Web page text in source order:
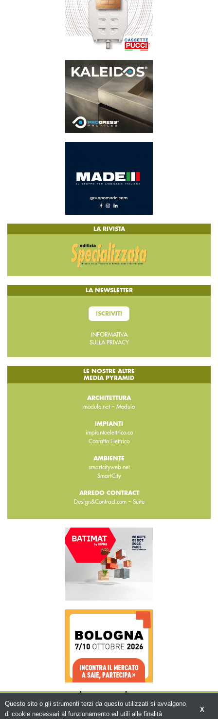
LA RIVISTA
LA NEWSLETTER
ISCRIVITI
INFORMATIVA
SULLA PRIVACY
LE NOSTRE ALTRE
MEDIA PYRAMID
ARCHITETTURA
modulo.net - Modulo
IMPIANTI
impiantoelettrico.co
Contatto Elettrico
AMBIENTE
smartcityweb.net
SmartCity
ARREDO CONTRACT
Design&Contract.com- Suite
X
Questo sito o gli strumenti terzi da questo utilizzati si avvalgono
di cookie necessari al funzionamento ed utili alle finalità